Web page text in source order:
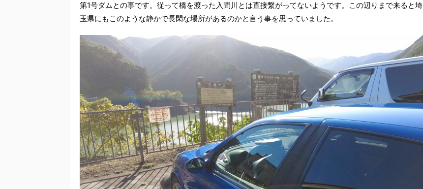
第1号ダムとの事です。従って橋を渡った入間川とは直接繋がってないようです。この辺りまで来ると埼
玉県にもこのような静かで長閑な場所があるのかと言う事を思っていました。